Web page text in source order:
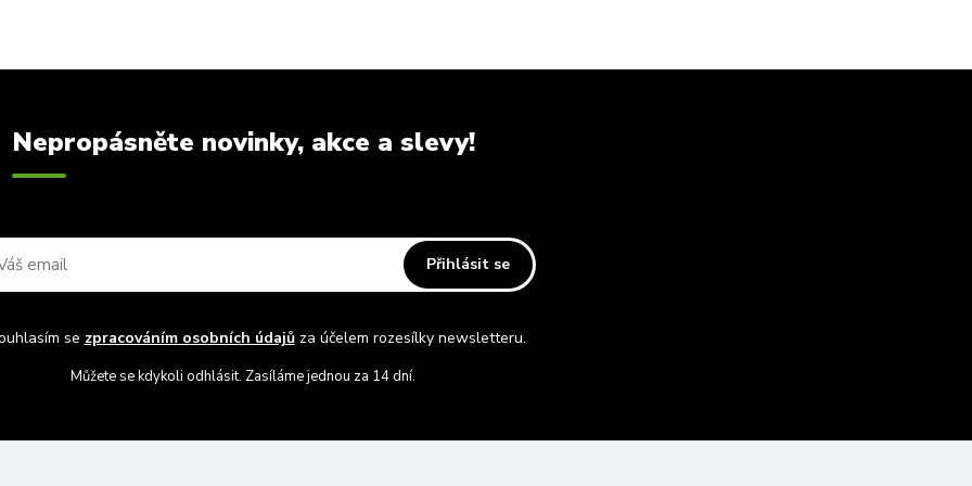
Nepropásněte novinky, akce a slevy!
Přihlásit se
se zpracováním osobních údajůza účelem rozesílky newsletteru.
Můžete se kdykoli odhlásit. Zasíláme jednou za 14 dní.